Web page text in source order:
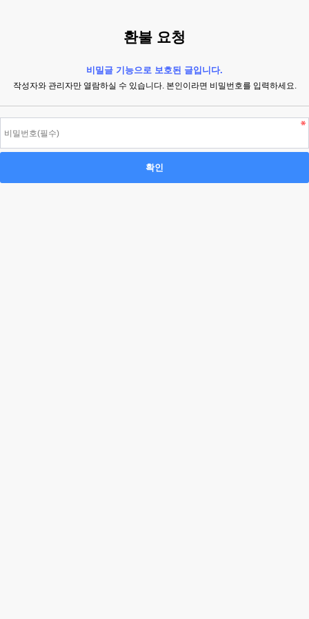
환불 요청
비밀글 기능으로 보호된 글입니다.
작성자와 관리자만 열람하실 수 있습니다. 본인이라면 비밀번호를 입력하세요.